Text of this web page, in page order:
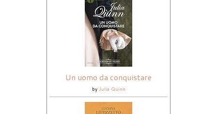
Un uomo da conquistare
by Julia Quinn